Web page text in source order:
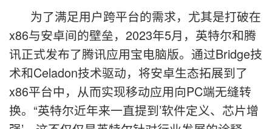
为了满足用户跨平台的需求，尤其是打破在
x86与安卓间的壁垒，2023年5月，英特尔和腾
讯正式发布了腾讯应用宝电脑版。通过Bridge技
术和Celadon技术驱动，将安卓生态拓展到了
x86平台中，从而实现移动应用向PC端无缝转
换。“英特尔近年来一直提到’软件定义、芯片增